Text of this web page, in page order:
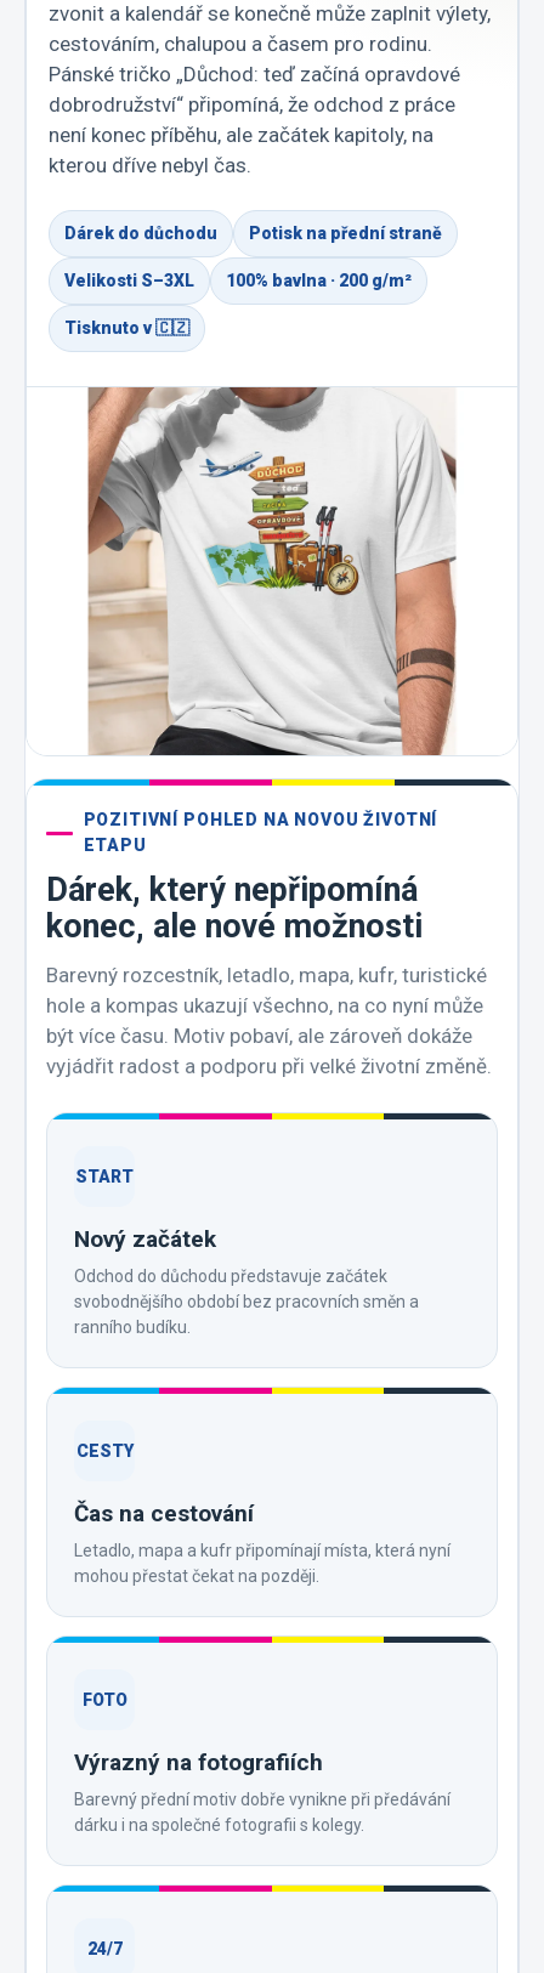
zvonit a kalendář se konečně může zaplnit výlety,
cestováním, chalupou a časem pro rodinu.
Pánské tričko „Důchod: teď začíná opravdové
dobrodružství“ připomíná, že odchod z práce
není konec příběhu, ale začátek kapitoly, na
kterou dříve nebyl čas.
Dárek do důchodu Potisk na přední straně
Velikosti S–3XL 100% bavlna · 200 g/m²
Tisknuto v 🇨🇿
POZITIVNÍ POHLED NA NOVOU ŽIVOTNÍ
ETAPU
Dárek, který nepřipomíná
konec, ale nové možnosti
Barevný rozcestník, letadlo, mapa, kufr, turistické
hole a kompas ukazují všechno, na co nyní může
být více času. Motiv pobaví, ale zároveň dokáže
vyjádřit radost a podporu při velké životní změně.
START
Nový začátek
Odchod do důchodu představuje začátek
svobodnějšího období bez pracovních směn a
ranního budíku.
CESTY
Čas na cestování
Letadlo, mapa a kufr připomínají místa, která nyní
mohou přestat čekat na později.
FOTO
Výrazný na fotografiích
Barevný přední motiv dobře vynikne při předávání
dárku i na společné fotografii s kolegy.
24/7